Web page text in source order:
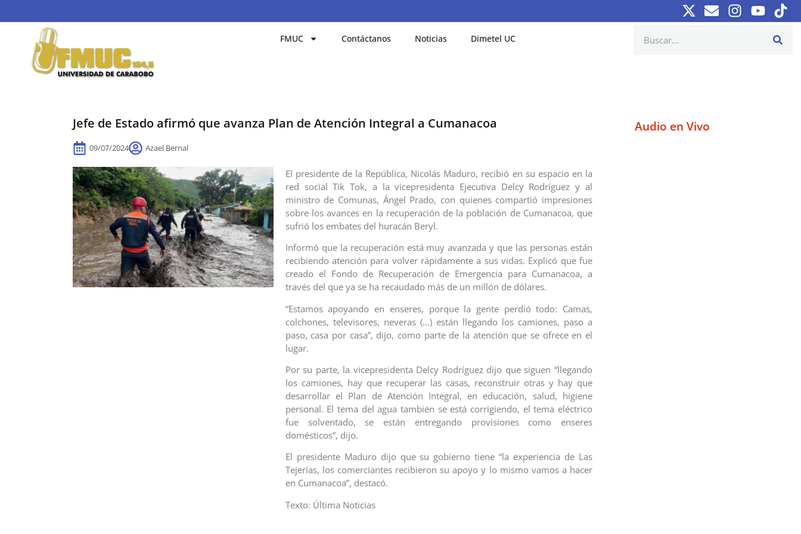
FMUC Contáctanos Noticias Dimetel UC
Jefe de Estado afirmó que avanza Plan de Atención Integral a Cumanacoa
09/07/2024 Azael Bernal
El presidente de la República, Nicolás Maduro, recibió en su espacio en la
red social Tik Tok, a la vicepresidenta Ejecutiva Delcy Rodríguez y al
ministro de Comunas, Ángel Prado, con quienes compartió impresiones
sobre los avances en la recuperación de la población de Cumanacoa, que
sufrió los embates del huracán Beryl.
Informó que la recuperación está muy avanzada y que las personas están
recibiendo atención para volver rápidamente a sus vidas. Explicó que fue
creado el Fondo de Recuperación de Emergencia para Cumanacoa, a
través del que ya se ha recaudado más de un millón de dólares.
“Estamos apoyando en enseres, porque la gente perdió todo: Camas,
colchones, televisores, neveras (…) están llegando los camiones, paso a
paso, casa por casa”, dijo, como parte de la atención que se ofrece en el
lugar.
Por su parte, la vicepresidenta Delcy Rodríguez dijo que siguen “llegando
los camiones, hay que recuperar las casas, reconstruir otras y hay que
desarrollar el Plan de Atención Integral, en educación, salud, higiene
personal. El tema del agua también se está corrigiendo, el tema eléctrico
fue solventado, se están entregando provisiones como enseres
domésticos”, dijo.
El presidente Maduro dijo que su gobierno tiene “la experiencia de Las
Tejerías, los comerciantes recibieron su apoyo y lo mismo vamos a hacer
en Cumanacoa”, destacó.
Texto: Última Noticias
Audio en Vivo